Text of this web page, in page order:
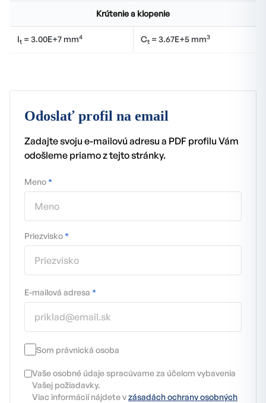
Krútenie a klopenie
It = 3.00E+7 mm4 Ct = 3.67E+5 mm3
Odoslať profil na email
Zadajte svoju e-mailovú adresu a PDF profilu Vám
odošleme priamo z tejto stránky.
Meno*
Priezvisko*
E-mailová adresa *
Som právnická osoba
Vaše osobné údaje spracúvame za účelom vybavenia
Vašej požiadavky.
Viac informácií nájdete vzásadách ochrany osobných